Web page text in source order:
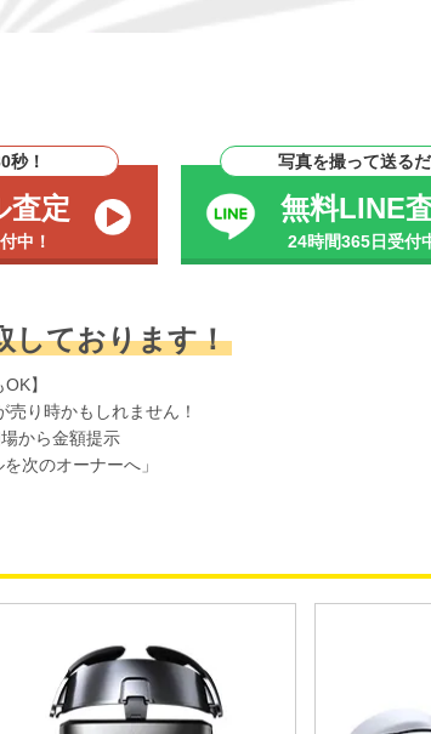
秒！
査定
中！
写真を撮って送るだ
無料LINE
24時間365日受付
しております！
】
り時かもしれません！
から金額提示
次のオーナーへ」